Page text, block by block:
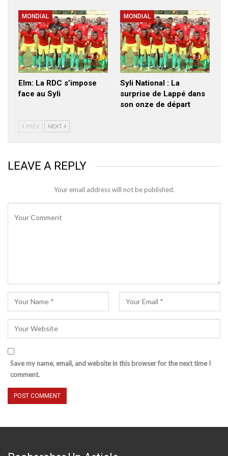
MONDIAL
Elm: La RDC s’impose
face au Syli
MONDIAL
Syli National : La
surprise de Lappé dans
son onze de départ
PREV NEXT
LEAVE A REPLY
Your email address will not be published.
Save my name, email, and website in this browser for the next time I
comment.